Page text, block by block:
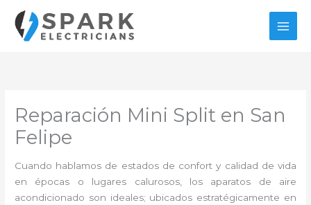
contenido
Reparación Mini Split en San
Felipe
Cuando hablamos de estados de confort y calidad de vida
en épocas o lugares calurosos, los aparatos de aire
acondicionado son ideales; ubicados estratégicamente en